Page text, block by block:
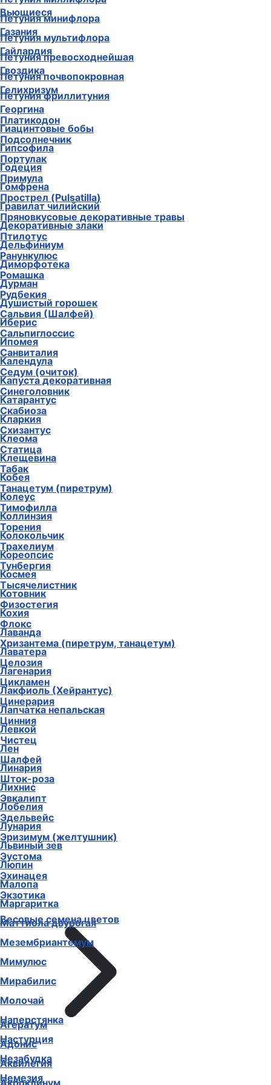
Петуния минифлора
Петуния мультифлора
Петуния превосходнейшая
Петуния почвопокровная
Петуния фриллитуния
Платикодон
Подсолнечник
Портулак
Примула
Прострел (Pulsatilla)
Пряновкусовые декоративные травы
Птилотус
Ранункулюс
Ромашка
Рудбекия
Сальвия (Шалфей)
Сальпиглоссис
Санвиталия
Седум (очиток)
Синеголовник
Скабиоза
Схизантус
Статица
Табак
Танацетум (пиретрум)
Тимофилла
Торения
Трахелиум
Тунбергия
Тысячелистник
Физостегия
Флокс
Хризантема (пиретрум, танацетум)
Целозия
Цикламен
Цинерария
Цинния
Чистец
Шалфей
Шток-роза
Эвкалипт
Эдельвейс
Эризимум (желтушник)
Эустома
Эхинацея
Экзотика
Весовые семена цветов
Агератум
Адонис
Аквилегия
Акроклинум
Вьющиеся
Газания
Гайлардия
Гвоздика
Гелихризум
Георгина
Гиацинтовые бобы
Гипсофила
Годеция
Гомфрена
Гравилат чилийский
Декоративные злаки
Дельфиниум
Диморфотека
Дурман
Душистый горошек
Иберис
Ипомея
Календула
Капуста декоративная
Катарантус
Кларкия
Клеома
Клещевина
Кобея
Колеус
Коллинзия
Колокольчик
Кореопсис
Космея
Котовник
Кохия
Лаванда
Лаватера
Лагенария
Лакфиоль (Хейрантус)
Лапчатка непальская
Левкой
Лен
Линария
Лихнис
Лобелия
Лунария
Львиный зев
Люпин
Малопа
Маргаритка
Маттиола двурогая
Мезембриантемум
Мимулюс
Мирабилис
Молочай
Наперстянка
Настурция
Незабудка
Немезия